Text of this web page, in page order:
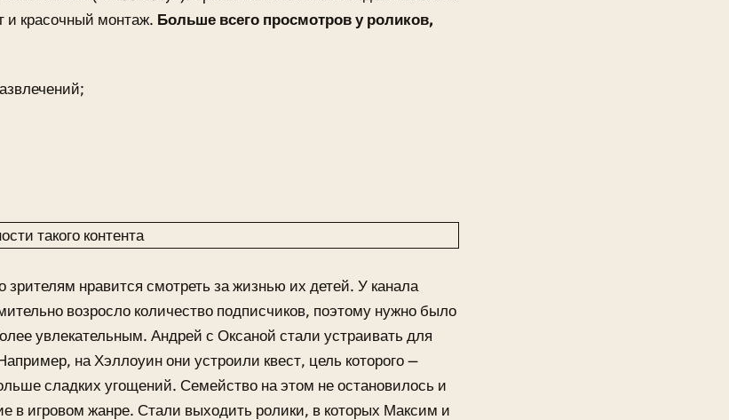
и красочный монтаж. Больше всего просмотров у роликов,
зрителям нравится смотреть за жизнью их детей. У канала
возросло количество подписчиков, поэтому нужно было
увлекательным. Андрей с Оксаной стали устраивать для
на Хэллоуин они устроили квест, цель которого —
сладких угощений. Семейство на этом не остановилось и
в игровом жанре. Стали выходить ролики, в которых Максим и